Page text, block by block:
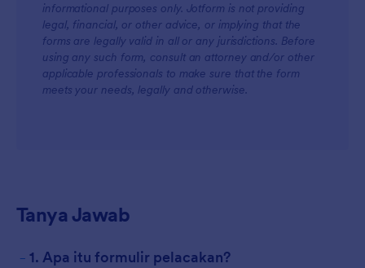
informational purposes only. Jotform is not providing
legal, financial, or other advice, or implying that the
forms are legally valid in all or any jurisdictions. Before
using any such form, consult an attorney and/or other
applicable professionals to make sure that the form
meets your needs, legally and otherwise.
Tanya Jawab
- 1. Apa itu formulir pelacakan?